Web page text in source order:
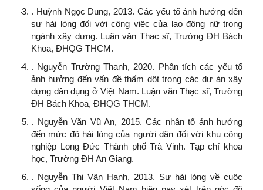
. Huỳnh Ngọc Dung, 2013. Các yếu tố ảnh hưởng đến
sự hài lòng đối với công việc của lao động nữ trong
ngành xây dựng. Luận văn Thạc sĩ, Trường ĐH Bách
Khoa, ĐHQG THCM.
. Nguyễn Trường Thanh, 2020. Phân tích các yếu tố
ảnh hưởng đến vấn đề thấm dột trong các dự án xây
dựng dân dụng ở Việt Nam. Luận văn Thạc sĩ, Trường
ĐH Bách Khoa, ĐHQG THCM.
. Nguyễn Văn Vũ An, 2015. Các nhân tố ảnh hưởng
đến mức độ hài lòng của người dân đối với khu công
nghiệp Long Đức Thành phố Trà Vinh. Tạp chí khoa
học, Trường ĐH An Giang.
. Nguyễn Thị Vân Hạnh, 2013. Sự hài lòng về cuộc